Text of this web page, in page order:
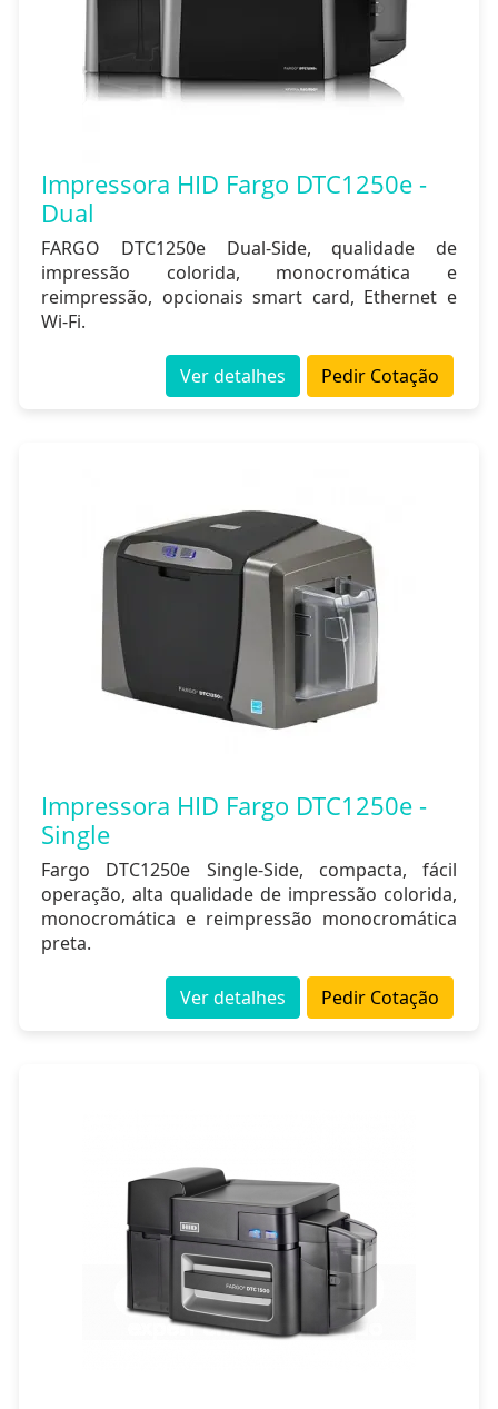
Impressora HID Fargo DTC1250e -
Dual
FARGO DTC1250e Dual-Side, qualidade de
impressão colorida, monocromática e
reimpressão, opcionais smart card, Ethernet e
Wi-Fi.
Pedir Cotação
Ver detalhes
Impressora HID Fargo DTC1250e -
Single
Fargo DTC1250e Single-Side, compacta, fácil
operação, alta qualidade de impressão colorida,
monocromática e reimpressão monocromática
preta.
Pedir Cotação
Ver detalhes